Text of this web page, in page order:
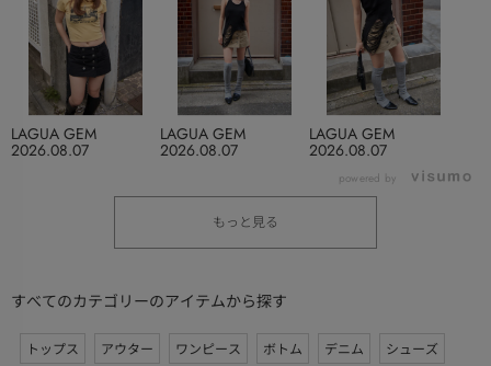
2026.08.07
LAGUA GEM
2026.08.07
LAGUA GEM
2026.08.07
LAGUA GEM
powered by
もっと見る
すべてのカテゴリーのアイテムから探す
トップス アウター ワンピース ボトム デニム
シューズ